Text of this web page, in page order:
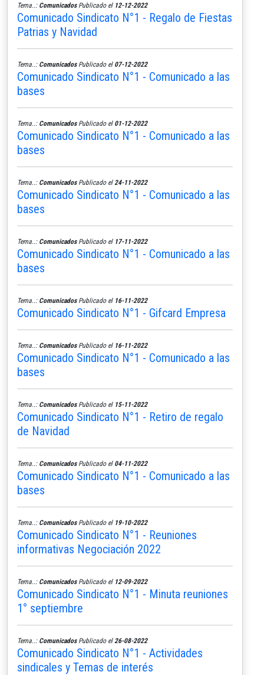
Tema..: ComunicadosPublicado el 12-12-2022
Comunicado Sindicato N°1 - Regalo de Fiestas
Patrias y Navidad
Tema..: ComunicadosPublicado el 07-12-2022
Comunicado Sindicato N°1 - Comunicado a las
bases
Tema..: ComunicadosPublicado el 01-12-2022
Comunicado Sindicato N°1 - Comunicado a las
bases
Tema..: ComunicadosPublicado el 24-11-2022
Comunicado Sindicato N°1 - Comunicado a las
bases
Tema..: ComunicadosPublicado el 17-11-2022
Comunicado Sindicato N°1 - Comunicado a las
bases
Tema..: ComunicadosPublicado el 16-11-2022
Comunicado Sindicato N°1 - Gifcard Empresa
Tema..: ComunicadosPublicado el 16-11-2022
Comunicado Sindicato N°1 - Comunicado a las
bases
Tema..: ComunicadosPublicado el 15-11-2022
Comunicado Sindicato N°1 - Retiro de regalo
de Navidad
Tema..: ComunicadosPublicado el 04-11-2022
Comunicado Sindicato N°1 - Comunicado a las
bases
Tema..: ComunicadosPublicado el 19-10-2022
Comunicado Sindicato N°1 - Reuniones
informativas Negociación 2022
Tema..: ComunicadosPublicado el 12-09-2022
Comunicado Sindicato N°1 - Minuta reuniones
1° septiembre
Tema..: ComunicadosPublicado el 26-08-2022
Comunicado Sindicato N°1 - Actividades
sindicales y Temas de interés